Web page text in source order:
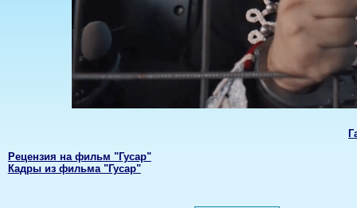
Рецензия на фильм "Гусар"
Кадры из фильма "Гусар"